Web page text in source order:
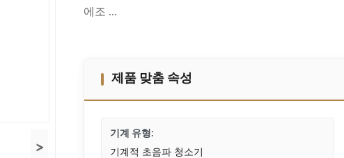
>
에조 ...
제품 맞춤 속성
기계 유형:
기계적 초음파 청소기